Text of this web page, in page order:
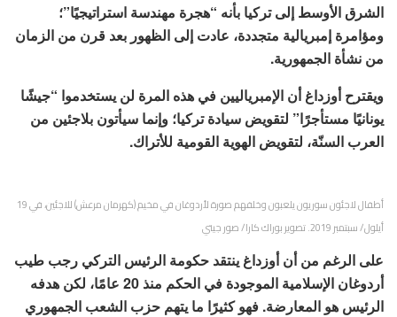
الشرق الأوسط إلى تركيا بأنه “هجرة مهندسة استراتيجيًا”؛
ومؤامرة إمبريالية متجددة، عادت إلى الظهور بعد قرن من الزمان
من نشأة الجمهورية.
ويقترح أوزداغ أن الإمبرياليين في هذه المرة لن يستخدموا “جيشًا
يونانيًا مستأجرًا” لتقويض سيادة تركيا؛ وإنما سيأتون بلاجئين من
العرب السنّة، لتقويض الهوية القومية للأتراك.
أطفال لاجئون سوريون يلعبون وخلفهم صورة لأردوغان في مخيم (كهرمان مرعش) للاجئين، في 19
أيلول/ سبتمبر 2019. تصوير بوراك كارا/ صور جيتي
على الرغم من أن أوزداغ ينتقد حكومة الرئيس التركي رجب طيب
أردوغان الإسلامية الموجودة في الحكم منذ 20 عامًا، لكن هدفه
الرئيس هو المعارضة. فهو كثيرًا ما يتهم حزب الشعب الجمهوري